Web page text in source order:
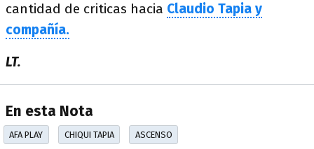
cantidad de criticas hacia Claudio Tapia y
compañía.
LT.
En esta Nota
AFA PLAY CHIQUI TAPIA ASCENSO